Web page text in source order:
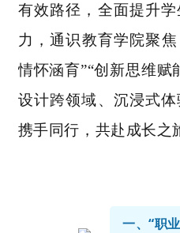
有效路径，全面提升
力，通识教育学院聚
情怀涵育”“创新思维赋
设计跨领域、沉浸式
携手同行，共赴成长之
一、“职